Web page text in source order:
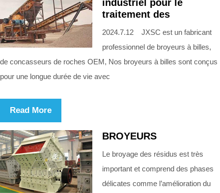
industriel pour le
traitement des
2024.7.12 JXSC est un fabricant
professionnel de broyeurs à billes,
de concasseurs de roches OEM, Nos broyeurs à billes sont conçus
pour une longue durée de vie avec
Read More
BROYEURS
Le broyage des résidus est très
important et comprend des phases
délicates comme l’amélioration du